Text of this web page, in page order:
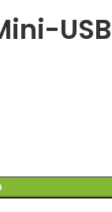
USB